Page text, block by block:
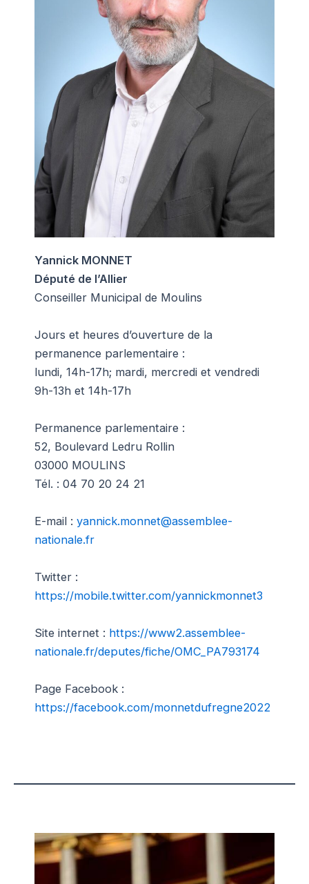
Yannick MONNET
Député de l’Allier
Conseiller Municipal de Moulins
Jours et heures d’ouverture de la
permanence parlementaire :
lundi, 14h-17h; mardi, mercredi et vendredi
9h-13h et 14h-17h
Permanence parlementaire :
52, Boulevard Ledru Rollin
03000 MOULINS
Tél. : 04 70 20 24 21
E-mail : yannick.monnet@assemblee-
nationale.fr
Twitter :
https://mobile.twitter.com/yannickmonnet3
Site internet : https://www2.assemblee-
nationale.fr/deputes/fiche/OMC_PA793174
Page Facebook :
https://facebook.com/monnetdufregne2022